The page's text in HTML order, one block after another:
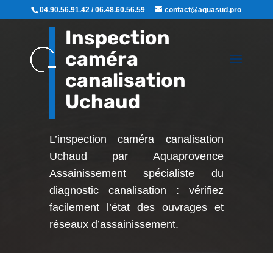
04.90.56.91.42 / 06.48.60.56.59 contact@aquasud.pro
Inspection
caméra
canalisation
Uchaud
L’inspection caméra canalisation
Uchaud par Aquaprovence
Assainissement spécialiste du
diagnostic canalisation : vérifiez
facilement l’état des ouvrages et
réseaux d’assainissement.